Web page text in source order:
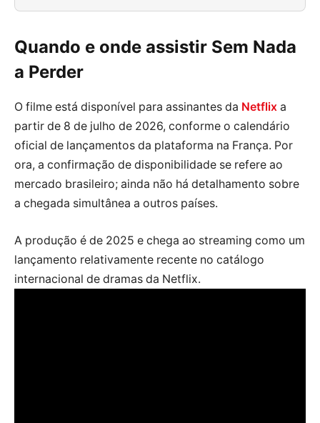
Quando e onde assistir Sem Nada
a Perder
O filme está disponível para assinantes da Netflix a
partir de 8 de julho de 2026, conforme o calendário
oficial de lançamentos da plataforma na França. Por
ora, a confirmação de disponibilidade se refere ao
mercado brasileiro; ainda não há detalhamento sobre
a chegada simultânea a outros países.
A produção é de 2025 e chega ao streaming como um
lançamento relativamente recente no catálogo
internacional de dramas da Netflix.